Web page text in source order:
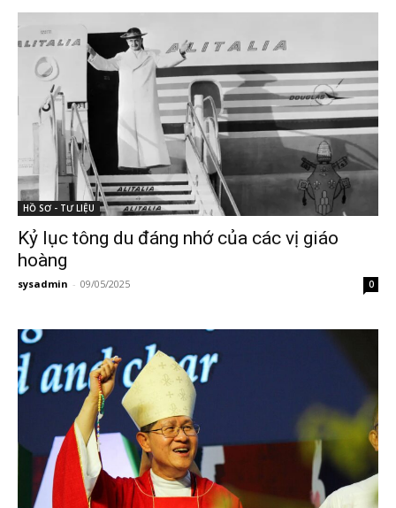
HỒ SƠ - TƯ LIỆU
Kỷ lục tông du đáng nhớ của các vị giáo
hoàng
sysadmin - 09/05/2025 0